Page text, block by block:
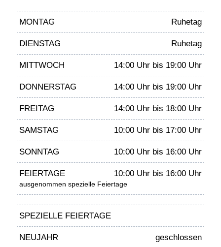
MONTAG Ruhetag
DIENSTAG Ruhetag
MITTWOCH 14:00 Uhr bis 19:00 Uhr
DONNERSTAG 14:00 Uhr bis 19:00 Uhr
FREITAG 14:00 Uhr bis 18:00 Uhr
SAMSTAG 10:00 Uhr bis 17:00 Uhr
SONNTAG 10:00 Uhr bis 16:00 Uhr
FEIERTAGE 10:00 Uhr bis 16:00 Uhr
ausgenommen spezielle Feiertage
SPEZIELLE FEIERTAGE
NEUJAHR geschlossen